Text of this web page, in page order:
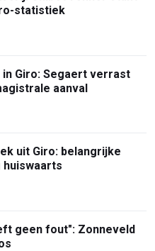
statistiek
Giro: Segaert verrast
aanval
uit Giro: belangrijke
geen fout": Zonneveld